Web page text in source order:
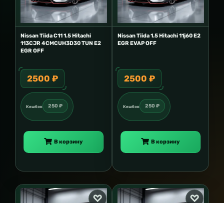
Nissan Tiida C11 1.5 Hitachi
113CJR 4CMCUH3D30 TUN E2
EGR OFF
2500 ₽
Кешбэк 250 ₽
В корзину
Nissan Tiida 1.5 Hitachi 11j60 E2
EGR EVAP OFF
2500 ₽
Кешбэк 250 ₽
В корзину